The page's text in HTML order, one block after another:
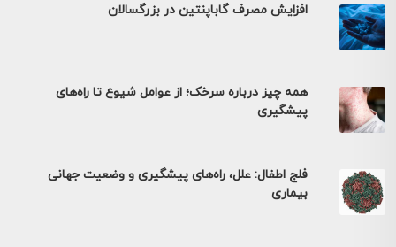
افزایش مصرف گاباپنتین در بزرگسالان
همه چیز درباره سرخک؛ از عوامل شیوع تا راه‌های
پیشگیری
فلج اطفال: علل، راه‌های پیشگیری و وضعیت جهانی
بیماری